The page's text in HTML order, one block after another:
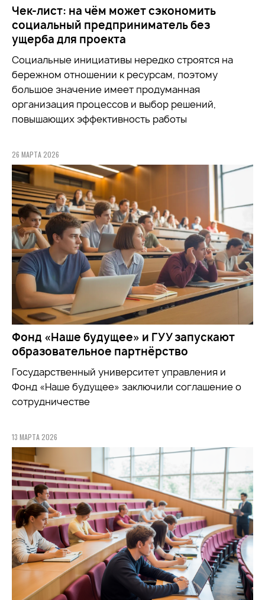
Чек-лист: на чём может сэкономить
социальный предприниматель без
ущерба для проекта
Социальные инициативы нередко строятся на
бережном отношении к ресурсам, поэтому
большое значение имеет продуманная
организация процессов и выбор решений,
повышающих эффективность работы
26 МАРТА 2026
Фонд «Наше будущее» и ГУУ запускают
образовательное партнёрство
Государственный университет управления и
Фонд «Наше будущее» заключили соглашение о
сотрудничестве
13 МАРТА 2026